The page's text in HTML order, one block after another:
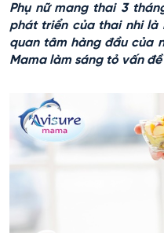
Phụ nữ mang thai 3
phát triển của thai nhi là
quan tâm hàng đầu của
Mama làm sáng tỏ vấn đề